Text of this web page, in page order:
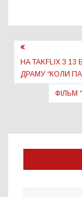
Навігація
записів
НА TAKFLIX З
ДРАМУ “КОЛИ
ФІЛЬМ